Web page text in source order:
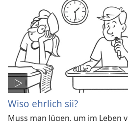
Wiso ehrlich sii?
Muss man lügen, um im Leben